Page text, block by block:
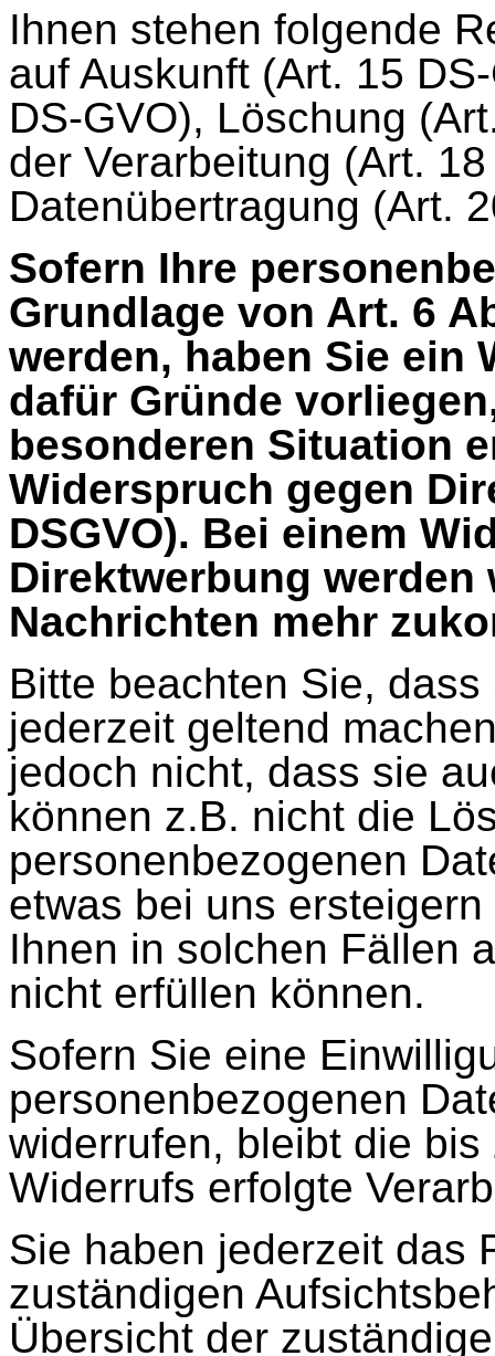
Ihnen stehen folgende
auf Auskunft (Art. 15
DS-GVO), Löschung
der Verarbeitung (Art.
Datenübertragung (Art.
Sofern Ihre
Grundlage von Art. 6
werden, haben Sie ein
dafür Gründe
besonderen Situation
Widerspruch gegen
DSGVO). Bei einem
Direktwerbung
Nachrichten mehr
Bitte beachten Sie,
jederzeit geltend
jedoch nicht, dass sie
können z.B. nicht die
personenbezogenen
etwas bei uns
Ihnen in solchen Fällen
nicht erfüllen können.
Sofern Sie eine
personenbezogenen
widerrufen, bleibt die
Widerrufs erfolgte
Sie haben jederzeit das
zuständigen
Übersicht der